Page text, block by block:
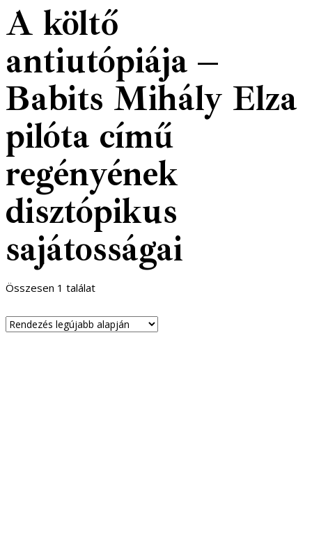
A költő
antiutópiája –
Babits Mihály Elza
pilóta című
regényének
disztópikus
sajátosságai
Összesen 1 találat